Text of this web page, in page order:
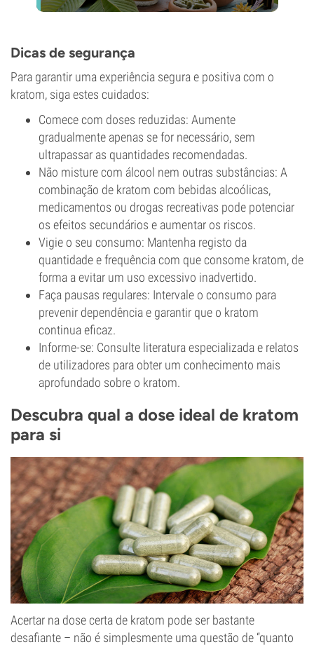
Dicas de segurança
Para garantir uma experiência segura e positiva com o
kratom, siga estes cuidados:
Comece com doses reduzidas: Aumente
gradualmente apenas se for necessário, sem
ultrapassar as quantidades recomendadas.
Não misture com álcool nem outras substâncias: A
combinação de kratom com bebidas alcoólicas,
medicamentos ou drogas recreativas pode potenciar
os efeitos secundários e aumentar os riscos.
Vigie o seu consumo: Mantenha registo da
quantidade e frequência com que consome kratom, de
forma a evitar um uso excessivo inadvertido.
Faça pausas regulares: Intervale o consumo para
prevenir dependência e garantir que o kratom
continua eficaz.
Informe-se: Consulte literatura especializada e relatos
de utilizadores para obter um conhecimento mais
aprofundado sobre o kratom.
Descubra qual a dose ideal de kratom
para si
Acertar na dose certa de kratom pode ser bastante
desafiante – não é simplesmente uma questão de “quanto